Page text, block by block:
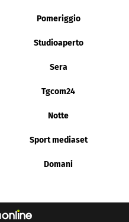
Pomeriggio
Studioaperto
Sera
Tgcom24
Notte
Sport mediaset
Domani